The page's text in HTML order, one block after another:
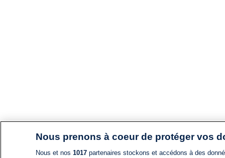
Nous prenons à coeur de protéger vos
Nous et nos 1017partenaires stockons et accédons à des